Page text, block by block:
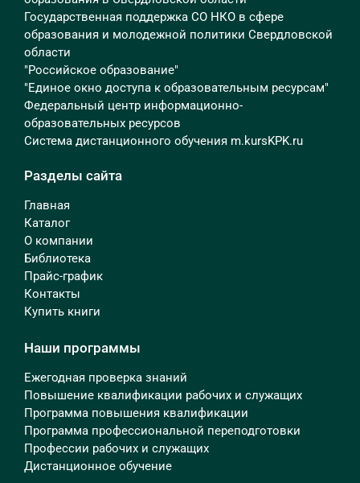
Государственная поддержка СО НКО в сфере
образования и молодежной политики Свердловской
области
"Российское образование"
"Единое окно доступа к образовательным ресурсам"
Федеральный центр информационно-
образовательных ресурсов
Система дистанционного обучения m.kursKPK.ru
Разделы сайта
Главная
Каталог
О компании
Библиотека
Прайс-график
Контакты
Купить книги
Наши программы
Ежегодная проверка знаний
Повышение квалификации рабочих и служащих
Программа повышения квалификации
Программа профессиональной переподготовки
Профессии рабочих и служащих
Дистанционное обучение